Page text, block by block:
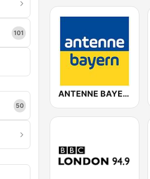
101
50
ANTENNE BAYERN